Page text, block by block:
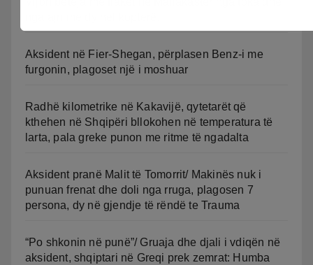
Aksident në Fier-Shegan, përplasen Benz-i me
furgonin, plagoset një i moshuar
Radhë kilometrike në Kakavijë, qytetarët që
kthehen në Shqipëri bllokohen në temperatura të
larta, pala greke punon me ritme të ngadalta
Aksident pranë Malit të Tomorrit/ Makinës nuk i
punuan frenat dhe doli nga rruga, plagosen 7
persona, dy në gjendje të rëndë te Trauma
“Po shkonin në punë”/ Gruaja dhe djali i vdiqën në
aksident, shqiptari në Greqi prek zemrat: Humba